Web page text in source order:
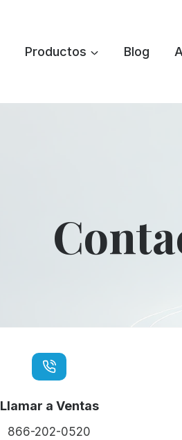
Productos Blog
Llamar a Ventas
866-202-0520